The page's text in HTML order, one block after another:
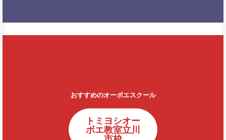
おすすめのオーボエスクール
トミヨシオー
ボエ教室立川